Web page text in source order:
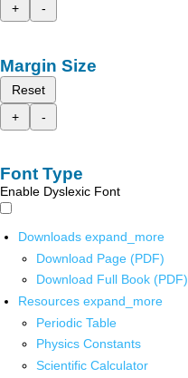
+
-
Margin Size
Reset
+
-
Font Type
Enable Dyslexic Font
Downloads expand_more
Download Page (PDF)
Download Full Book (PDF)
Resources expand_more
Periodic Table
Physics Constants
Scientific Calculator